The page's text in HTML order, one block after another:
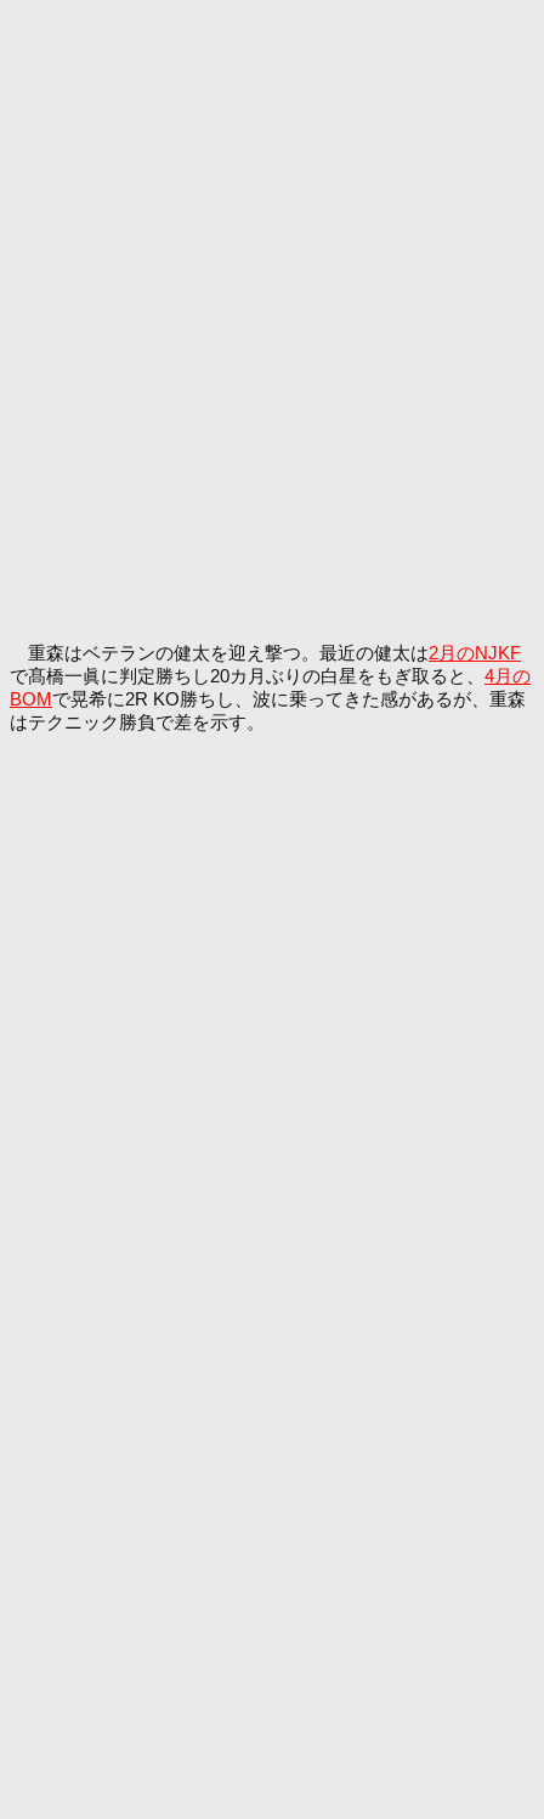
重森はベテランの健太を迎え撃つ。最近の健太は2月のNJKF
で髙橋一眞に判定勝ちし20カ月ぶりの白星をもぎ取ると、 4月の
BOMで晃希に2R KO勝ちし、波に乗ってきた感があるが、重森
はテクニック勝負で差を示す。